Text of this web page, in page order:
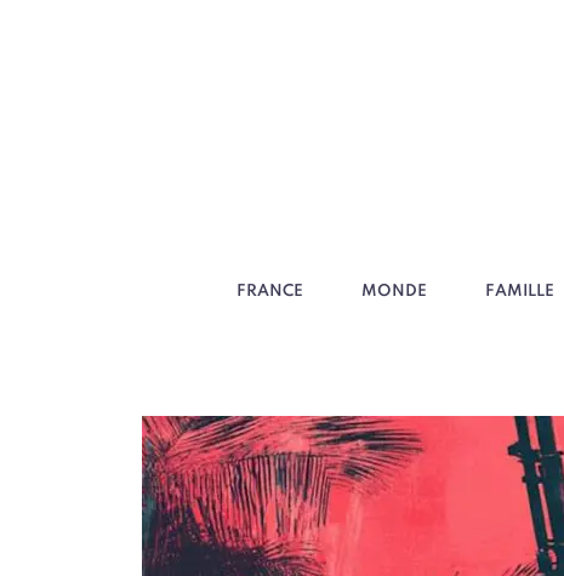
FRANCE MONDE FAMILLE